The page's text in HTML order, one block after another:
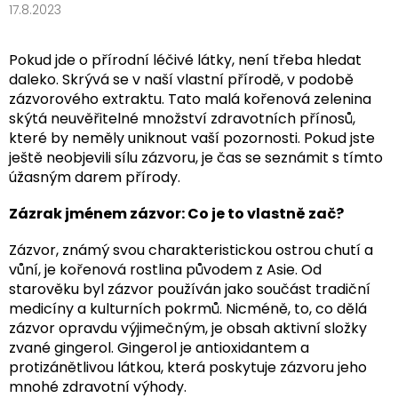
17.8.2023
Pokud jde o přírodní léčivé látky, není třeba hledat
daleko. Skrývá se v naší vlastní přírodě, v podobě
zázvorového extraktu. Tato malá kořenová zelenina
skýtá neuvěřitelné množství zdravotních přínosů,
které by neměly uniknout vaší pozornosti. Pokud jste
ještě neobjevili sílu zázvoru, je čas se seznámit s tímto
úžasným darem přírody.
Zázrak jménem zázvor: Co je to vlastně zač?
Zázvor, známý svou charakteristickou ostrou chutí a
vůní, je kořenová rostlina původem z Asie. Od
starověku byl zázvor používán jako součást tradiční
medicíny a kulturních pokrmů. Nicméně, to, co dělá
zázvor opravdu výjimečným, je obsah aktivní složky
zvané gingerol. Gingerol je antioxidantem a
protizánětlivou látkou, která poskytuje zázvoru jeho
mnohé zdravotní výhody.